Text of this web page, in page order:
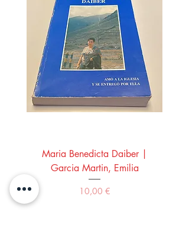
Maria Benedicta Daiber |
Garcia Martin, Emilia
Precio
10,00 €